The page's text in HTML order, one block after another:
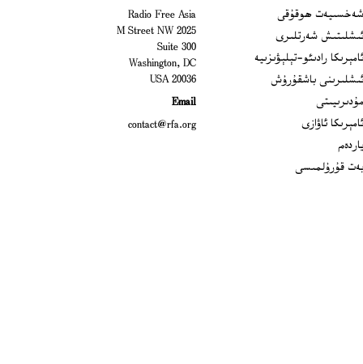
شەخسىيەت ھوقۇقى
ئىشلىتىش شەرتلىرى
ئامېرىكا رادىئو-تېلېۋىزىيە
ئىشلىرىنى باشقۇرۇش
مۇدىرىيىتى
ئامېرىكا ئاۋازى
ياردەم
بەت قۇرۇلمىسى
Radio Free Asia
2025 M Street NW
Suite 300
Washington, DC
20036 USA
Email
contact@rfa.org